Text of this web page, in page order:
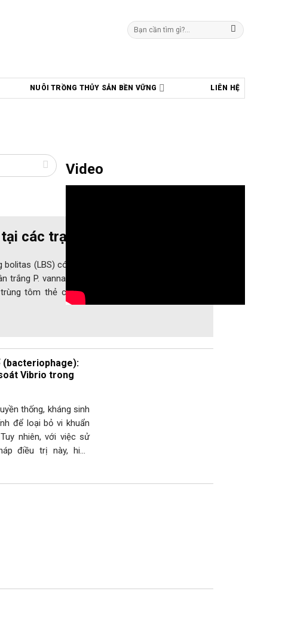
Tìm
kiếm:
NUÔI TRỒNG THỦY SẢN BỀN VỮNG LIÊN HỆ
các trại tôm giống
(LBS) có tác động nghiêm trọng đến hệ tiêu
trắng P. vannamei, tỷ lệ tử vong lên tới 90%. Thiết
tôm thẻ chân trắng (P. vannamei) từ hai trại
(bacteriophage):
Vibrio trong
thống, kháng sinh
để loại bỏ vi khuẩn
nhiên, với việc sử
điều trị này, hiện
Video